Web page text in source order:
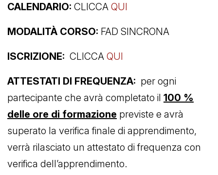
CALENDARIO: CLICCA QUI
MODALITÀ CORSO: FAD SINCRONA
ISCRIZIONE: CLICCA QUI
ATTESTATI DI FREQUENZA: per ogni
partecipante che avrà completato il 100 %
delle ore di formazione previste e avrà
superato la verifica finale di apprendimento,
verrà rilasciato un attestato di frequenza con
verifica dell’apprendimento.